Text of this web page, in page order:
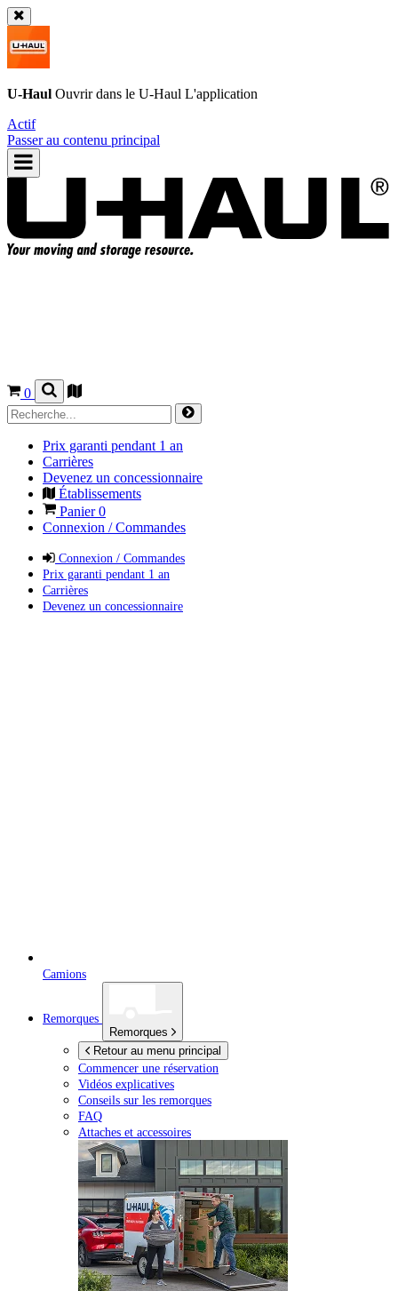
U-Haul Ouvrir dans le U-Haul L'application
Actif
Passer au contenu principal
0
Prix garanti pendant 1 an
Carrières
Devenez un concessionnaire
Établissements
Panier0
Connexion / Commandes
Connexion / Commandes
Prix garanti pendant 1 an
Carrières
Devenez un concessionnaire
Camions
Remorques
Remorques
Retour au menu principal
Commencer une réservation
Vidéos explicatives
Conseils sur les remorques
FAQ
Attaches et accessoires